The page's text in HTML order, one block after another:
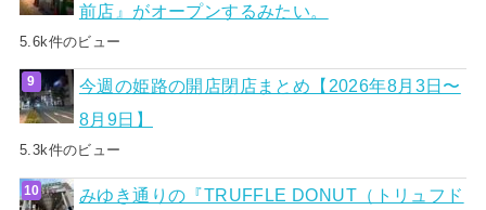
前店』がオープンするみたい。
5.6k件のビュー
今週の姫路の開店閉店まとめ【2026年8月3日〜
8月9日】
5.3k件のビュー
みゆき通りの『TRUFFLE DONUT（トリュフド